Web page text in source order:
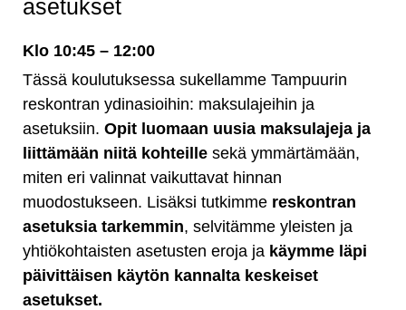
asetukset
Klo 10:45 – 12:00
Tässä koulutuksessa sukellamme Tampuurin
reskontran ydinasioihin: maksulajeihin ja
asetuksiin. Opit luomaan uusia maksulajeja ja
liittämään niitä kohteille sekä ymmärtämään,
miten eri valinnat vaikuttavat hinnan
muodostukseen. Lisäksi tutkimme reskontran
asetuksia tarkemmin, selvitämme yleisten ja
yhtiökohtaisten asetusten eroja ja käymme läpi
päivittäisen käytön kannalta keskeiset
asetukset.